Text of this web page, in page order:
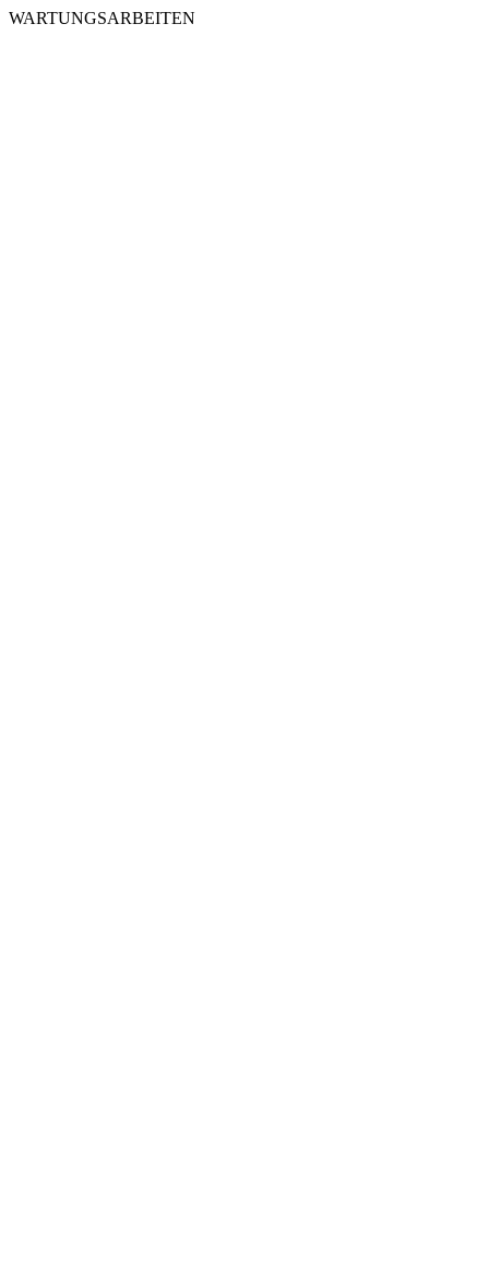
WARTUNGSARBEITEN